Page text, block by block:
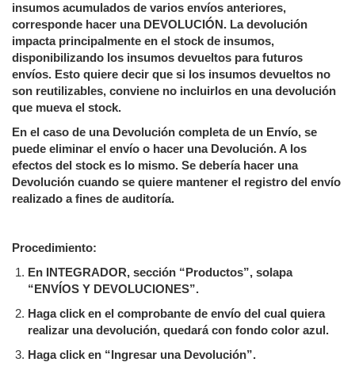
insumos acumulados de varios envíos anteriores,
corresponde hacer una DEVOLUCIÓN. La devolución
impacta principalmente en el stock de insumos,
disponibilizando los insumos devueltos para futuros
envíos. Esto quiere decir que si los insumos devueltos no
son reutilizables, conviene no incluirlos en una devolución
que mueva el stock.
En el caso de una Devolución completa de un Envío, se
puede eliminar el envío o hacer una Devolución. A los
efectos del stock es lo mismo. Se debería hacer una
Devolución cuando se quiere mantener el registro del envío
realizado a fines de auditoría.
Procedimiento:
En INTEGRADOR, sección “Productos”, solapa
“ENVÍOS Y DEVOLUCIONES”.
Haga click en el comprobante de envío del cual quiera
realizar una devolución, quedará con fondo color azul.
Haga click en “Ingresar una Devolución”.